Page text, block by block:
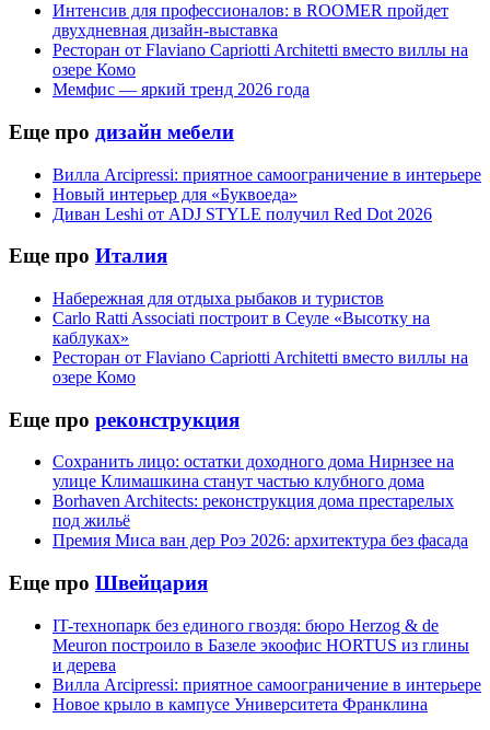
Интенсив для профессионалов: в ROOMER пройдет
двухдневная дизайн-выставка
Ресторан от Flaviano Capriotti Architetti вместо виллы на
озере Комо
Мемфис — яркий тренд 2026 года
Еще про дизайн мебели
Вилла Arcipressi: приятное самоограничение в интерьере
Новый интерьер для «Буквоеда»
Диван Leshi от ADJ STYLE получил Red Dot 2026
Еще про Италия
Набережная для отдыха рыбаков и туристов
Carlo Ratti Associati построит в Сеуле «Высотку на
каблуках»
Ресторан от Flaviano Capriotti Architetti вместо виллы на
озере Комо
Еще про реконструкция
Сохранить лицо: остатки доходного дома Нирнзее на
улице Климашкина станут частью клубного дома
Borhaven Architects: реконструкция дома престарелых
под жильё
Премия Миса ван дер Роэ 2026: архитектура без фасада
Еще про Швейцария
IT-технопарк без единого гвоздя: бюро Herzog & de
Meuron построило в Базеле экоофис HORTUS из глины
и дерева
Вилла Arcipressi: приятное самоограничение в интерьере
Новое крыло в кампусе Университета Франклина